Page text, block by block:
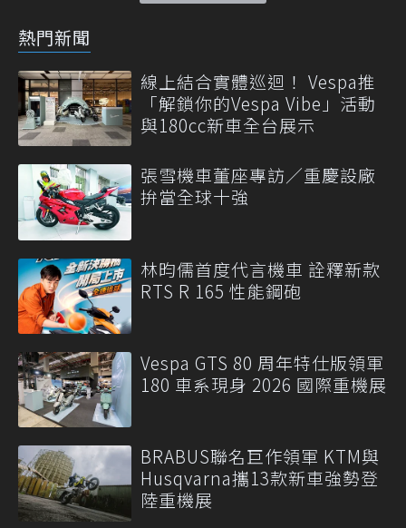
熱門新聞
線上結合實體巡迴！ Vespa推
「解鎖你的Vespa Vibe」活動
與180cc新車全台展示
張雪機車董座專訪／重慶設廠
拚當全球十強
林昀儒首度代言機車 詮釋新款
RTS R 165 性能鋼砲
Vespa GTS 80 周年特仕版領軍
180 車系現身 2026 國際重機展
BRABUS聯名巨作領軍 KTM與
Husqvarna攜13款新車強勢登
陸重機展